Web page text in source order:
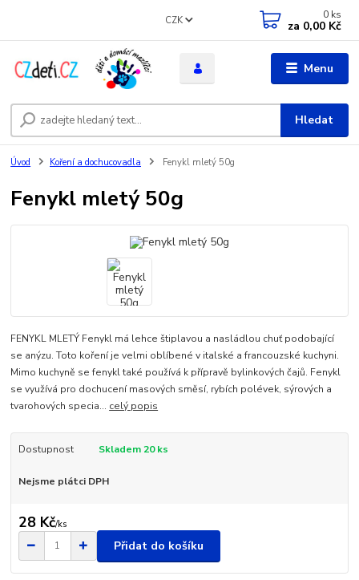
Menu
CZK
Hledat
0 ks
za 0,00 Kč
Úvod Koření a dochucovadla Fenykl mletý 50g
Fenykl mletý 50g
FENYKL MLETÝ Fenykl má lehce štiplavou a nasládlou chuť podobající
se anýzu. Toto koření je velmi oblíbené v italské a francouzské kuchyni.
Mimo kuchyně se fenykl také používá k přípravě bylinkových čajů. Fenykl
se využívá pro dochucení masových směsí, rybích polévek, sýrových a
tvarohových specia... celý popis
Dostupnost Skladem 20 ks
Nejsme plátci DPH
28 Kč/ks
Přidat do košíku